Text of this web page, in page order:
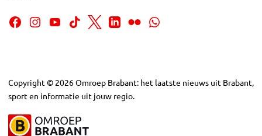
Copyright © 2026Omroep Brabant: het laatste nieuws uit Brabant,
sport en informatie uit jouw regio.